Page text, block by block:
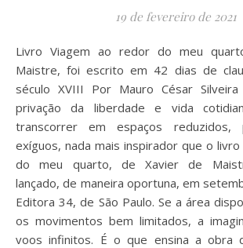
19 de fevereiro de 2021
Livro Viagem ao redor do meu quarto, de Xavier de
Maistre, foi escrito em 42 dias de
século XVIII Por Mauro César
privação da liberdade e vida
transcorrer em espaços
exíguos, nada mais inspirador que o
do meu quarto, de Xavier de
lançado, de maneira oportuna, em
Editora 34, de São Paulo. Se a área
os movimentos bem limitados, a
voos infinitos. É o que ensina a obra